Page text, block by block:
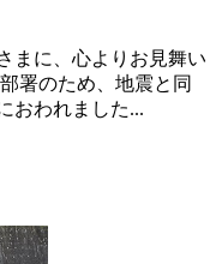
まに、心よりお見舞い
署のため、地震と同
おわれました...